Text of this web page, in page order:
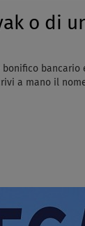
o di
a mano il